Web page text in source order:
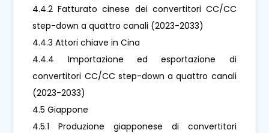
4.4.2 Fatturato cinese dei convertitori CC/CC
step-down a quattro canali (2023-2033)
4.4.3 Attori chiave in Cina
4.4.4 Importazione ed esportazione di
convertitori CC/CC step-down a quattro canali
(2023-2033)
4.5 Giappone
4.5.1 Produzione giapponese di convertitori